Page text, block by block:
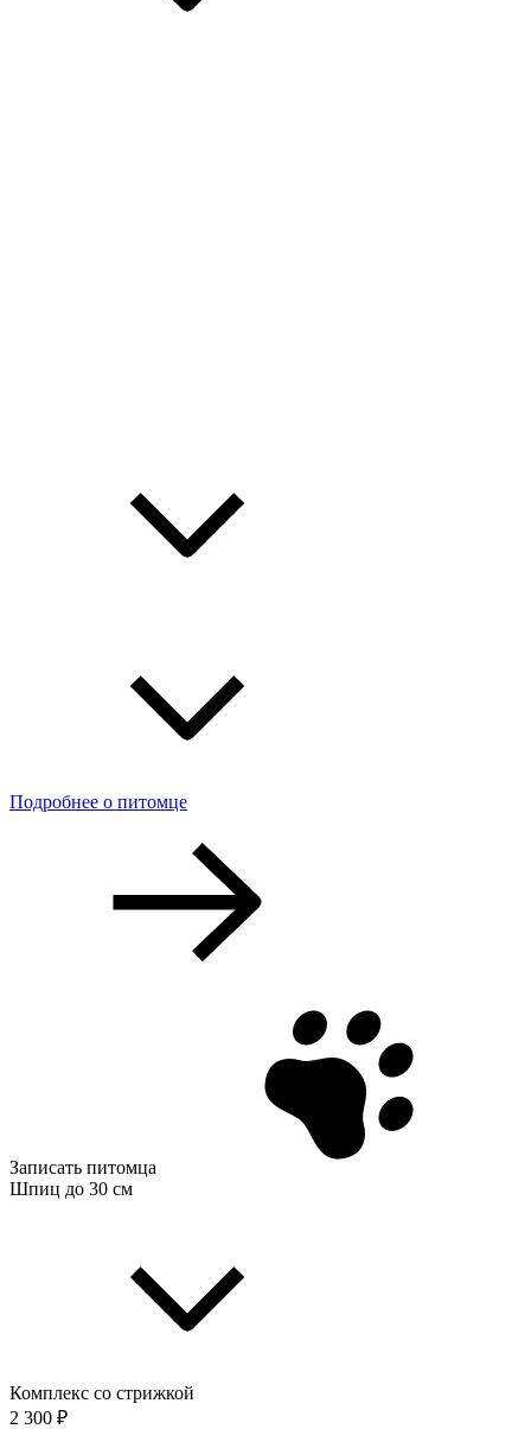
Подробнее о питомце
Записать питомца
Шпиц до 30 см
Комплекс со стрижкой
2 300 ₽